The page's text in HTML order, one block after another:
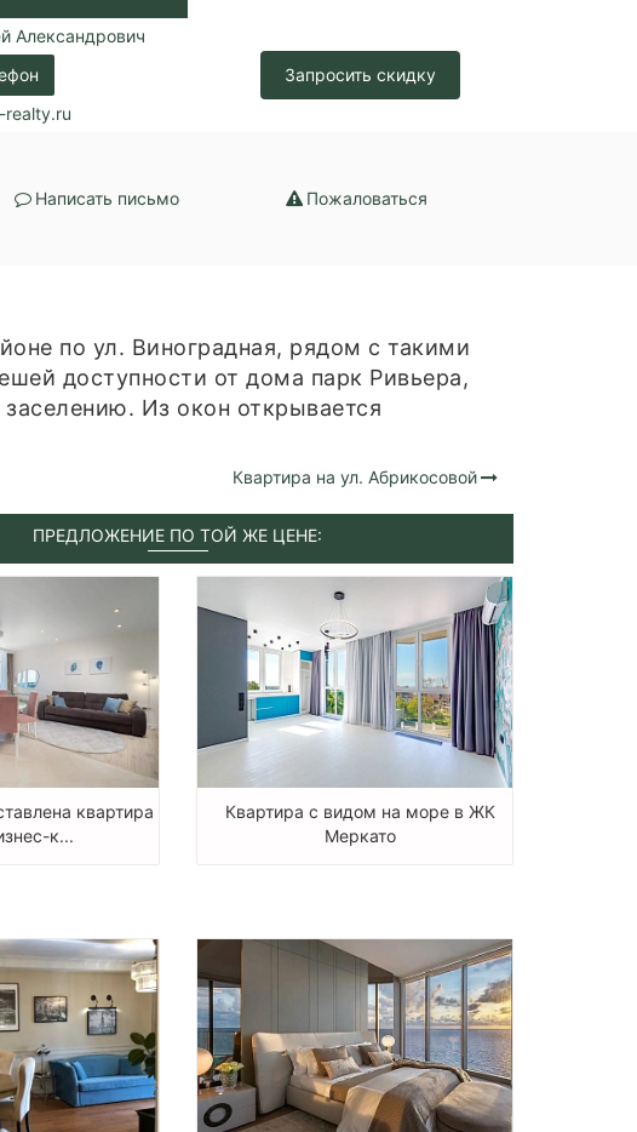
Александрович
realty.ru
Запросить скидку
Написать письмо Пожаловаться
по ул. Виноградная, рядом с такими
доступности от дома парк Ривьера,
Из окон открывается
Квартира на ул. Абрикосовой
ПРЕДЛОЖЕНИЕ ПО ТОЙ ЖЕ ЦЕНЕ:
квартира
к...
Квартира с видом на море в ЖК
Меркато